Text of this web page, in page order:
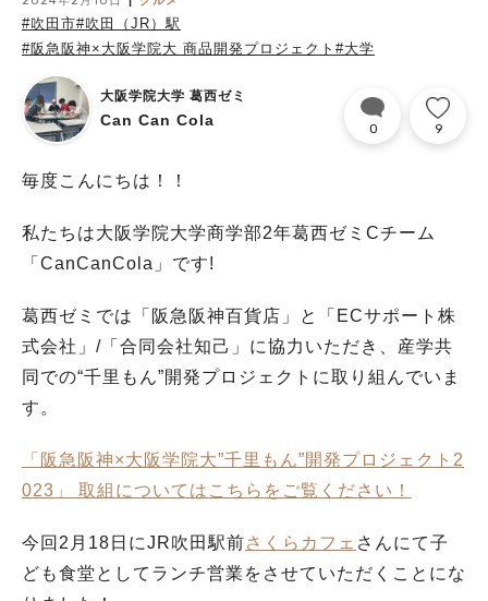
#吹田市#吹田（JR）駅
#阪急阪神×大阪学院大 商品開発プロジェクト #大学
大阪学院大学 葛西ゼミ
Can Can Cola 0 9
毎度こんにちは！！
私たちは大阪学院大学商学部2年葛西ゼミCチーム
「CanCanCola」です!
葛西ゼミでは「阪急阪神百貨店」と「ECサポート株
式会社」/「合同会社知己」に協力いただき、産学共
同での“千里もん”開発プロジェクトに取り組んでいま
す。
「阪急阪神×大阪学院大”千里もん”開発プロジェクト2
023」 取組についてはこちら をご覧 ください！
今回2月18日にJR吹田駅前さくらカフェ さんにて子
ども食堂としてランチ営業をさせていただくことにな